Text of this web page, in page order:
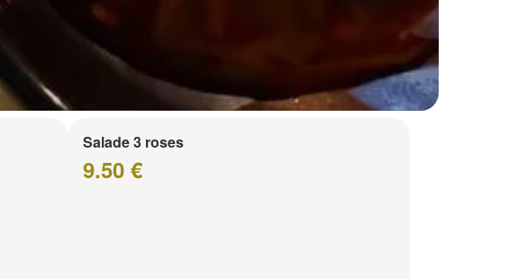
Salade 3 roses
9.50 €